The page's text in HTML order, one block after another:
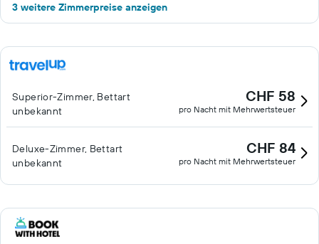
3 weitere Zimmerpreise anzeigen
Superior-Zimmer, Bettart
unbekannt
CHF 58
pro Nacht mit Mehrwertsteuer
Deluxe-Zimmer, Bettart
unbekannt
CHF 84
pro Nacht mit Mehrwertsteuer